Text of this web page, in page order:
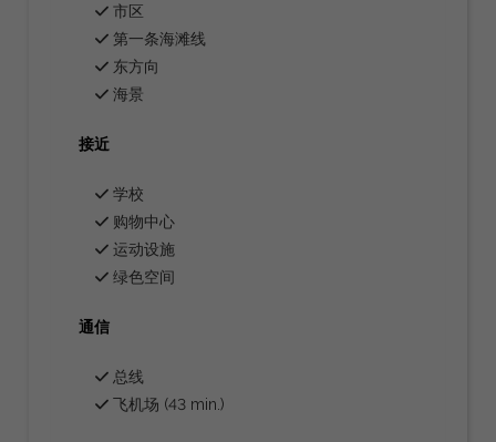
市区
第一条海滩线
东方向
海景
接近
学校
购物中心
运动设施
绿色空间
通信
总线
飞机场 (43 min.)